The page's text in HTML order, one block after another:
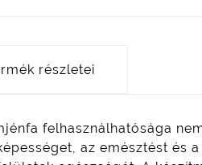
részletei
felhasználhatósága
az emésztést és